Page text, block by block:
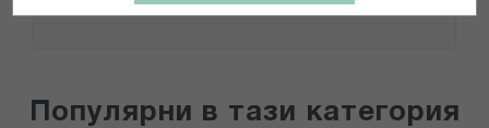
Популярни в тази категория